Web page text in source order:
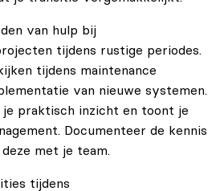
van hulp bij
tijdens rustige periodes.
tijdens maintenance
van nieuwe systemen.
je praktisch inzicht en toont je
Documenteer de kennis
met je team.
tijdens